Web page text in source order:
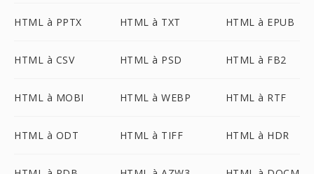
HTML à PPTX HTML à TXT HTML à EPUB
HTML à CSV HTML à PSD HTML à FB2
HTML à MOBI HTML à WEBP HTML à RTF
HTML à ODT HTML à TIFF HTML à HDR